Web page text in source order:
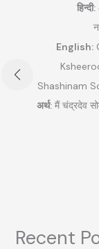
हिन्दी:
English:
Shashinam
अर्थ:मैं चंद्रदेव
Recent